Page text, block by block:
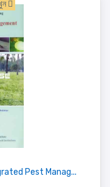
Pest Manag...